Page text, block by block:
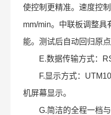
使控制更精准。速度控
mm/min。中联板调整具
能。测试后自动回归原点
E.数据传输方式：
F.显示方式：
机屏幕显示。
G.简洁的全程一档与